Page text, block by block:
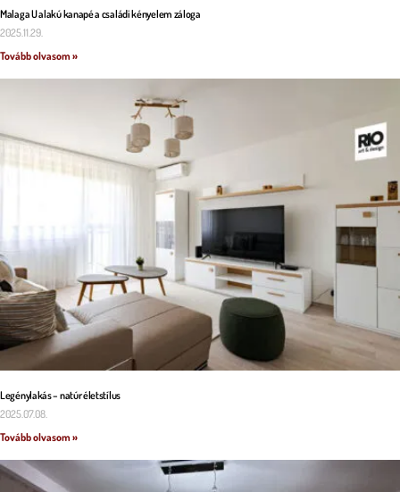
Malaga U alakú kanapé a családi kényelem záloga
2025.11.29.
Tovább olvasom »
Legénylakás – natúr életstílus
2025.07.08.
Tovább olvasom »